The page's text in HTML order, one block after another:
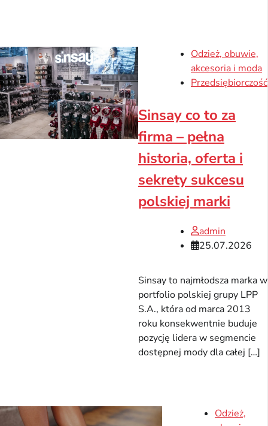
Odzież, obuwie,
akcesoria i moda
Przedsiębiorczość
Sinsay co to za
firma – pełna
historia, oferta i
sekrety sukcesu
polskiej marki
admin
25.07.2026
Sinsay to najmłodsza marka w
portfolio polskiej grupy LPP
S.A., która od marca 2013
roku konsekwentnie buduje
pozycję lidera w segmencie
dostępnej mody dla całej […]
Odzież,